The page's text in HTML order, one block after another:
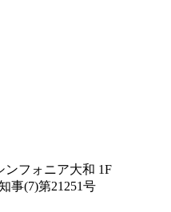
ンフォニア大和 1F
事(7)第21251号